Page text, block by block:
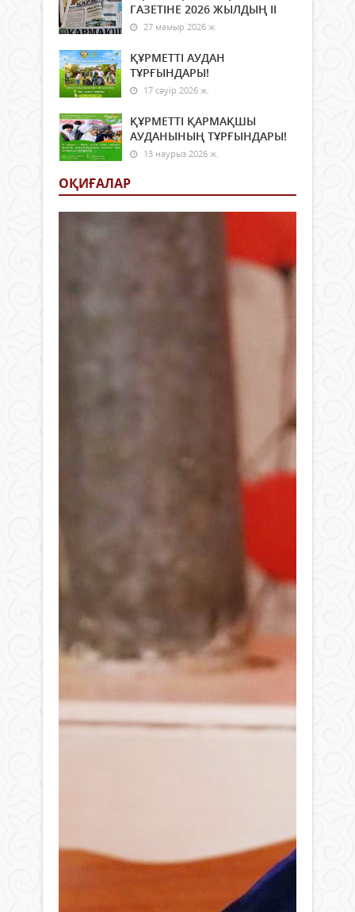
ГАЗЕТІНЕ 2026 ЖЫЛДЫҢ ІI
27 мамыр 2026 ж.
ҚҰРМЕТТІ АУДАН
ТҰРҒЫНДАРЫ!
17 сәуір 2026 ж.
ҚҰРМЕТТІ ҚАРМАҚШЫ
АУДАНЫНЫҢ ТҰРҒЫНДАРЫ!
13 наурыз 2026 ж.
ОҚИҒАЛАР